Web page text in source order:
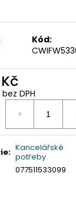
Kód:
DPH
: Kancelářské
potřeby
077511533099
70X37 MM POTISK